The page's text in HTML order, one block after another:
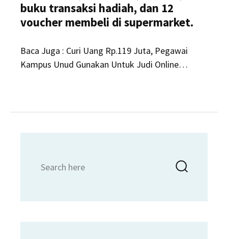
buku transaksi hadiah, dan 12
voucher membeli di supermarket.
Baca Juga : Curi Uang Rp.119 Juta, Pegawai
Kampus Unud Gunakan Untuk Judi Online…
for: